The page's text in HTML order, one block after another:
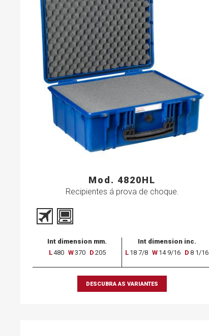
Mod. 4820HL
Recipientes á prova de choque.
Int dimension mm.
L480 W370 D 205
Int dimension inc.
L 18 7/8 W 14 9/16 D 8 1/16
DESCUBRA AS VARIANTES